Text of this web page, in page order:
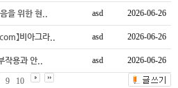
을 위한 현.. asd 2026-06-26
】비아그라.. asd 2026-06-26
용과 안.. asd 2026-06-26
9 10